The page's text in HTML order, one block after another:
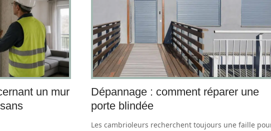
un mur
Dépannage : comment réparer une
porte blindée
Les cambrioleurs recherchent toujours une faille